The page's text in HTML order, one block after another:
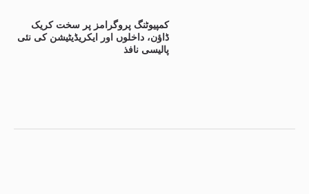
کمپیوٹنگ پروگرامز پر سخت کریک
ڈاؤن، داخلوں اور ایکریڈیٹیشن کی نئی
پالیسی نافذ